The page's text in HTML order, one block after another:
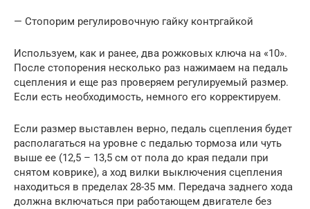
— Стопорим регулировочную гайку контргайкой
Используем, как и ранее, два рожковых ключа на «10».
После стопорения несколько раз нажимаем на педаль
сцепления и еще раз проверяем регулируемый размер.
Если есть необходимость, немного его корректируем.
Если размер выставлен верно, педаль сцепления будет
располагаться на уровне с педалью тормоза или чуть
выше ее (12,5 – 13,5 см от пола до края педали при
снятом коврике), а ход вилки выключения сцепления
находиться в пределах 28-35 мм. Передача заднего хода
должна включаться при работающем двигателе без